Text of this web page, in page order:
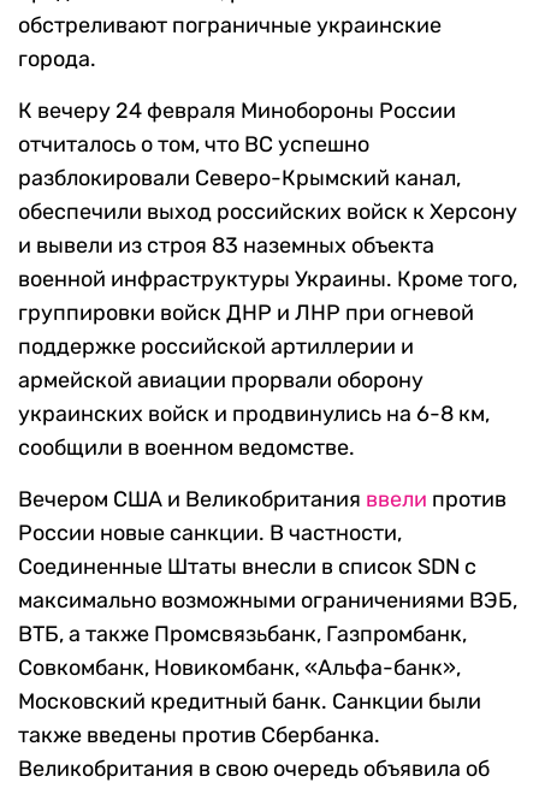
обстреливают пограничные украинские
города.
К вечеру 24 февраля Минобороны России
отчиталось о том, что ВС успешно
разблокировали Северо-Крымский канал,
обеспечили выход российских войск к Херсону
и вывели из строя 83 наземных объекта
военной инфраструктуры Украины. Кроме того,
группировки войск ДНР и ЛНР при огневой
поддержке российской артиллерии и
армейской авиации прорвали оборону
украинских войск и продвинулись на 6-8 км,
сообщили в военном ведомстве.
Вечером США и Великобритания ввели против
России новые санкции. В частности,
Соединенные Штаты внесли в список SDN с
максимально возможными ограничениями ВЭБ,
ВТБ, а также Промсвязьбанк, Газпромбанк,
Совкомбанк, Новикомбанк, «Альфа-банк»,
Московский кредитный банк. Санкции были
также введены против Сбербанка.
Великобритания в свою очередь объявила об